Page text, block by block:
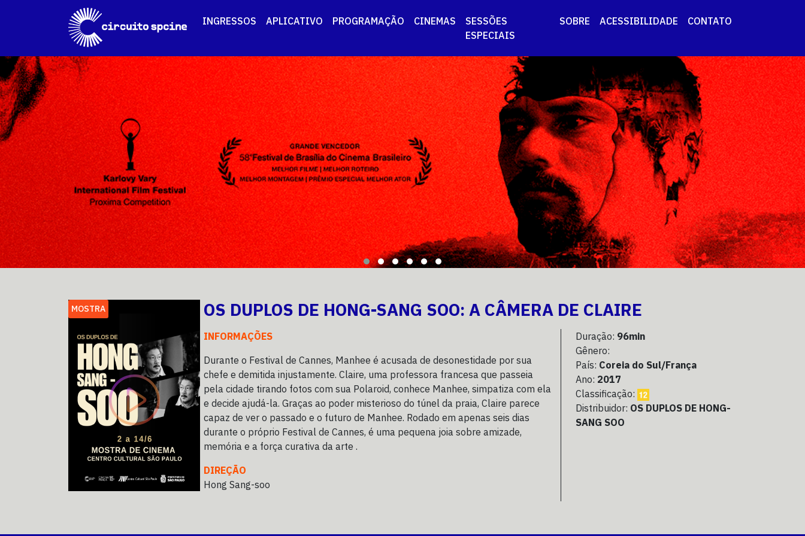
INGRESSOS APLICATIVO PROGRAMAÇÃO CINEMAS
SESSÕES
ESPECIAIS
SOBRE ACESSIBILIDADE CONTATO
MOSTRA OS DUPLOS DE HONG-SANG SOO: A CÂMERA DE CLAIRE
INFORMAÇÕES
Durante o Festival de Cannes, Manhee é acusada de desonestidade por sua
chefe e demitida injustamente. Claire, uma professora francesa que passeia
pela cidade tirando fotos com sua Polaroid, conhece Manhee, simpatiza com ela
e decide ajudá-la. Graças ao poder misterioso do túnel da praia, Claire parece
capaz de ver o passado e o futuro de Manhee. Rodado em apenas seis dias
durante o próprio Festival de Cannes, é uma pequena joia sobre amizade,
memória e a força curativa da arte .
DIREÇÃO
Hong Sang-soo
Duração: 96min
Gênero:
País: Coreia do Sul/França
Ano: 2017
Classificação:
Distribuidor: OS DUPLOS DE HONG-
SANG SOO